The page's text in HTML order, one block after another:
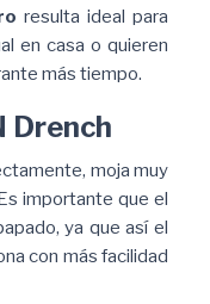
resulta ideal para
en casa o quieren
más tiempo.
Drench
moja muy
importante que el
ya que así el
con más facilidad